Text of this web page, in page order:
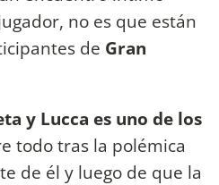
no es que están
de Gran
y Lucca es uno de los
todo tras la polémica
de él y luego de que la